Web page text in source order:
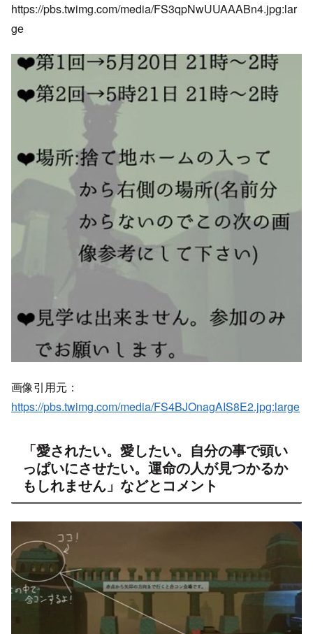
https://pbs.twimg.com/media/FS3qpNwUUAAABn4.jpg:lar
ge
画像引用元：
https://pbs.twimg.com/media/FS4BJOnagAIS8E2.jpg:large
「愛されたい。愛したい。自分の事で頭い
っぱいにさせたい。運命の人が見つかるか
もしれません」などとコメント